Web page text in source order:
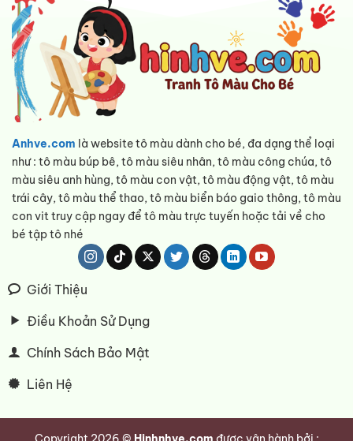
Anhve.com là website tô màu dành cho bé, đa dạng thể loại
như : tô màu búp bê, tô màu siêu nhân, tô màu công chúa, tô
màu siêu anh hùng, tô màu con vật, tô màu động vật, tô màu
trái cây, tô màu thể thao, tô màu biển báo gaio thông, tô màu
con vit truy cập ngay để tô màu trực tuyến hoặc tải về cho
bé tập tô nhé
Giới Thiệu
Điều Khoản Sử Dụng
Chính Sách Bảo Mật
Liên Hệ